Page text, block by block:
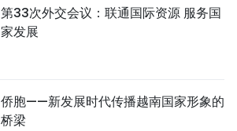
第33次外交会议：联通国际资源 服务国
家发展
侨胞——新发展时代传播越南国家形象的
桥梁